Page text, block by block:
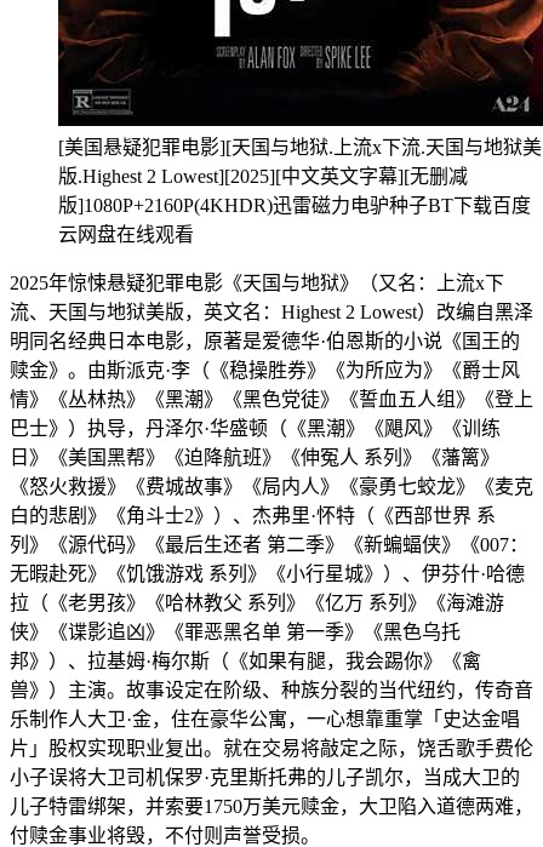
[美国悬疑犯罪电影][天国与地狱.上流x下流.天国与地狱美
版.Highest 2 Lowest][2025][中文英文字幕][无删减
版]1080P+2160P(4KHDR)迅雷磁力电驴种子BT下载百度
云网盘在线观看
2025年惊悚悬疑犯罪电影《天国与地狱》（又名：上流x下
流、天国与地狱美版，英文名：Highest 2 Lowest）改编自黑泽
明同名经典日本电影，原著是爱德华·伯恩斯的小说《国王的
赎金》。由斯派克·李（《稳操胜券》《为所应为》《爵士风
情》《丛林热》《黑潮》《黑色党徒》《誓血五人组》《登上
巴士》）执导，丹泽尔·华盛顿（《黑潮》《飓风》《训练
日》《美国黑帮》《迫降航班》《伸冤人 系列》《藩篱》
《怒火救援》《费城故事》《局内人》《豪勇七蛟龙》《麦克
白的悲剧》《角斗士2》）、杰弗里·怀特（《西部世界 系
列》《源代码》《最后生还者 第二季》《新蝙蝠侠》《007：
无暇赴死》《饥饿游戏 系列》《小行星城》）、伊芬什·哈德
拉（《老男孩》《哈林教父 系列》《亿万 系列》《海滩游
侠》《谍影追凶》《罪恶黑名单 第一季》《黑色乌托
邦》）、拉基姆·梅尔斯（《如果有腿，我会踢你》《禽
兽》）主演。故事设定在阶级、种族分裂的当代纽约，传奇音
乐制作人大卫·金，住在豪华公寓，一心想靠重掌「史达金唱
片」股权实现职业复出。就在交易将敲定之际，饶舌歌手费伦
小子误将大卫司机保罗·克里斯托弗的儿子凯尔，当成大卫的
儿子特雷绑架，并索要1750万美元赎金，大卫陷入道德两难，
付赎金事业将毁，不付则声誉受损。